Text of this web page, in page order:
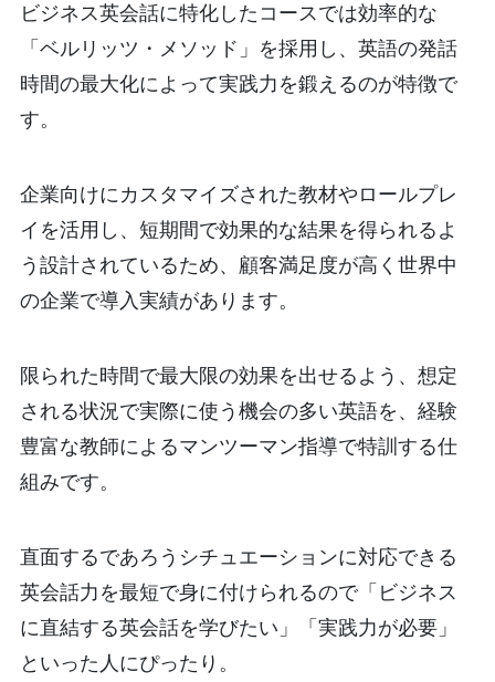
ビジネス英会話に特化したコースでは効率的な
「ベルリッツ・メソッド」を採用し、英語の発話
時間の最大化によって実践力を鍛えるのが特徴で
す。
企業向けにカスタマイズされた教材やロールプレ
イを活用し、短期間で効果的な結果を得られるよ
う設計されているため、顧客満足度が高く世界中
の企業で導入実績があります。
限られた時間で最大限の効果を出せるよう、想定
される状況で実際に使う機会の多い英語を、経験
豊富な教師によるマンツーマン指導で特訓する仕
組みです。
直面するであろうシチュエーションに対応できる
英会話力を最短で身に付けられるので「ビジネス
に直結する英会話を学びたい」「実践力が必要」
といった人にぴったり。